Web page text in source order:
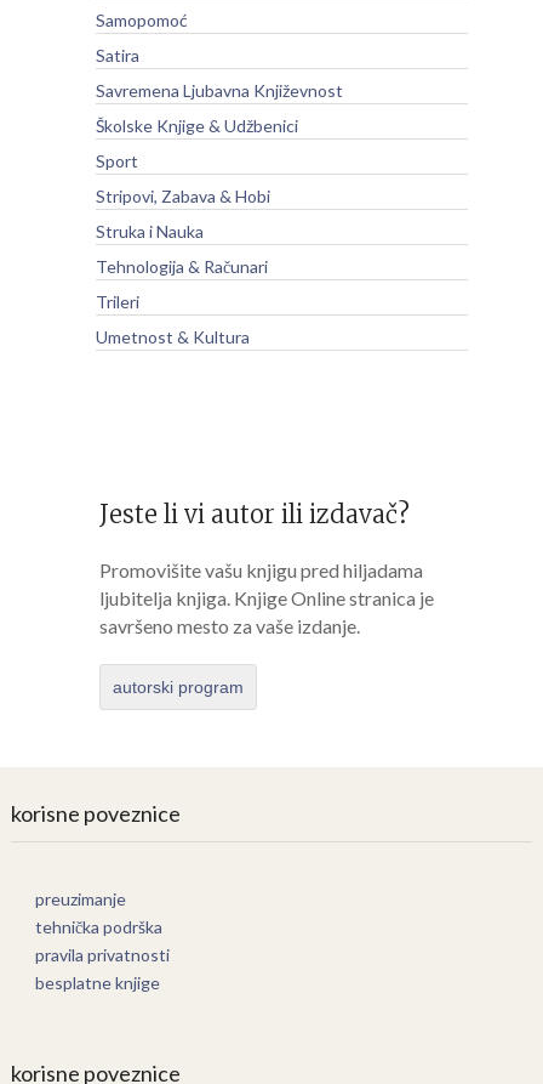
Samopomoć
Satira
Savremena Ljubavna Književnost
Školske Knjige & Udžbenici
Sport
Stripovi, Zabava & Hobi
Struka i Nauka
Tehnologija & Računari
Trileri
Umetnost & Kultura
Jeste li vi autor ili izdavač?
Promovišite vašu knjigu pred hiljadama
ljubitelja knjiga. Knjige Online stranica je
savršeno mesto za vaše izdanje.
autorski program
korisne poveznice
preuzimanje
tehnička podrška
pravila privatnosti
besplatne knjige
korisne poveznice